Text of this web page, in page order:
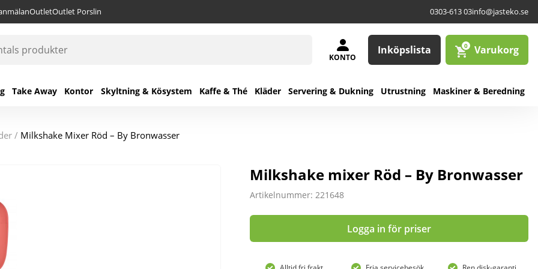
OutletOutlet Porslin 0303-613 03info@jasteko.se
KONTO
Inköpslista 0 Varukorg
Take Away Kontor Skyltning & Kösystem Kaffe & Thé Kläder Servering & Dukning Utrustning Maskiner & Beredning
/ Milkshake Mixer Röd – By Bronwasser
Milkshake mixer Röd – By Bronwasser
Artikelnummer: 221648
Logga in för priser